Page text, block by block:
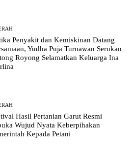
Penyakit dan Kemiskinan Datang
Yudha Puja Turnawan Serukan
Royong Selamatkan Keluarga Ina
Hasil Pertanian Garut Resmi
Wujud Nyata Keberpihakan
Kepada Petani